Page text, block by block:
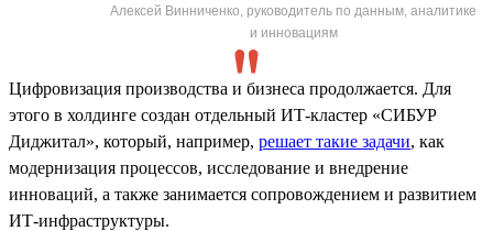
Алексей Винниченко, руководитель по данным, аналитике
и инновациям
Цифровизация производства и бизнеса продолжается. Для
этого в холдинге создан отдельный ИТ-кластер «СИБУР
Диджитал», который, например, решает такие задачи, как
модернизация процессов, исследование и внедрение
инноваций, а также занимается сопровождением и развитием
ИТ-инфраструктуры.